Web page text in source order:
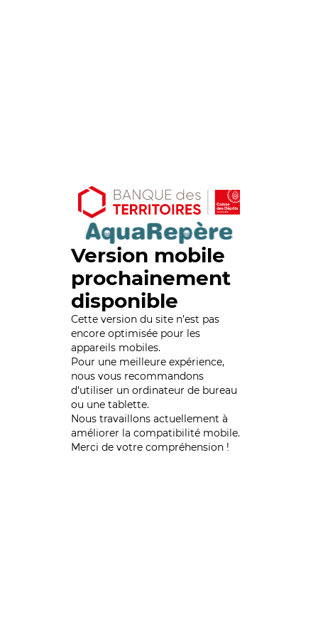
Version mobile
prochainement
disponible
Cette version du site n’est pas
encore optimisée pour les
appareils mobiles.
Pour une meilleure expérience,
nous vous recommandons
d'utiliser un ordinateur de bureau
ou une tablette.
Nous travaillons actuellement à
améliorer la compatibilité mobile.
Merci de votre compréhension !